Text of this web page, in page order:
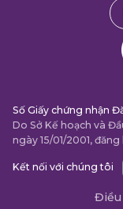
Số Giấy chứng nhận
Do Sở Kế hoạch và
ngày 15/01/2001,
Kết nối với chúng tôi
Điều